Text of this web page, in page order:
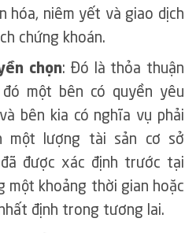
hóa, niêm yết và giao dịch
chứng khoán.
chọn: Đó là thỏa thuận
một bên có quyền yêu
bên kia có nghĩa vụ phải
một lượng tài sản cơ sở
được xác định trước tại
một khoảng thời gian hoặc
định trong tương lai.